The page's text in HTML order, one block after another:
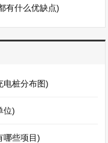
有什么优缺点)
电桩分布图)
位)
哪些项目)